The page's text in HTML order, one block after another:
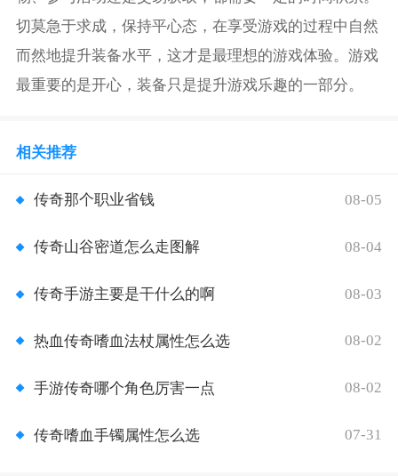
切莫急于求成，保持平心态，在享受游戏的过程中自然
而然地提升装备水平，这才是最理想的游戏体验。游戏
最重要的是开心，装备只是提升游戏乐趣的一部分。
相关推荐
传奇那个职业省钱 08-05
传奇山谷密道怎么走图解 08-04
传奇手游主要是干什么的啊 08-03
热血传奇嗜血法杖属性怎么选 08-02
手游传奇哪个角色厉害一点 08-02
传奇嗜血手镯属性怎么选 07-31